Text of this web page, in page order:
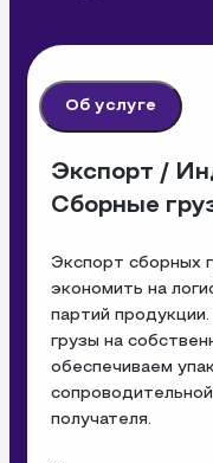
Экспорт /
Сборные
Экспорт сборных
экономить на
партий
грузы на
обеспечиваем
получателя.
Об услуге